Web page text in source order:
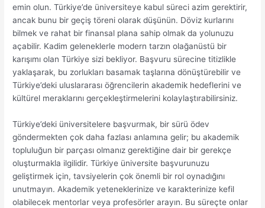
emin olun. Türkiye’de üniversiteye kabul süreci azim gerektirir,
ancak bunu bir geçiş töreni olarak düşünün. Döviz kurlarını
bilmek ve rahat bir finansal plana sahip olmak da yolunuzu
açabilir. Kadim geleneklerle modern tarzın olağanüstü bir
karışımı olan Türkiye sizi bekliyor. Başvuru sürecine titizlikle
yaklaşarak, bu zorlukları basamak taşlarına dönüştürebilir ve
Türkiye’deki uluslararası öğrencilerin akademik hedeflerini ve
kültürel meraklarını gerçekleştirmelerini kolaylaştırabilirsiniz.
Türkiye’deki üniversitelere başvurmak, bir sürü ödev
göndermekten çok daha fazlası anlamına gelir; bu akademik
topluluğun bir parçası olmanız gerektiğine dair bir gerekçe
oluşturmakla ilgilidir. Türkiye üniversite başvurunuzu
geliştirmek için, tavsiyelerin çok önemli bir rol oynadığını
unutmayın. Akademik yeteneklerinize ve karakterinize kefil
olabilecek mentorlar veya profesörler arayın. Bu süreçte onlar